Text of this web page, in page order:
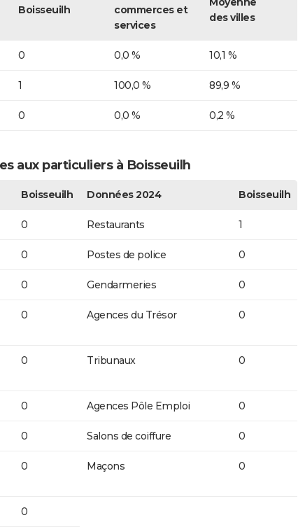
Boisseuilh
commerces et
services
des villes
0 0,0 % 10,1 %
1 100,0 % 89,9 %
0 0,0 % 0,2 %
aux particuliers à Boisseuilh
Boisseuilh Données 2024 Boisseuilh
0 Restaurants 1
0 Postes de police 0
0 Gendarmeries 0
0 Agences du Trésor 0
0 Tribunaux 0
0 Agences Pôle Emploi 0
0 Salons de coiffure 0
0 Maçons 0
0